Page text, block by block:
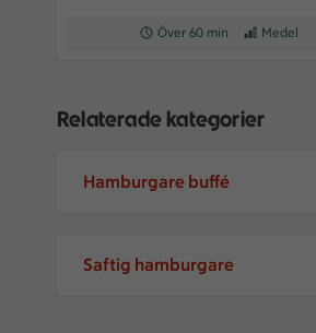
Receptet tar Över 60 min att
Över 60 min Receptet
Medel
Relaterade kategorier
Hamburgare buffé
Saftig hamburgare